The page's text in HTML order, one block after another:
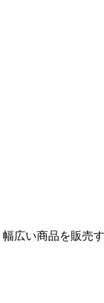
広い商品を販売